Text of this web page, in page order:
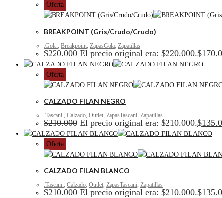
Oferta
BREAKPOINT (Gris/Crudo/Crudo)
.Gola. Breakpoint ZapasGola Zapatillas
$220.000 El precio original era: $220.000.$
Oferta
CALZADO FILAN NEGRO
.Tascani., Calzado, Outlet, ZapasTascani, Zapatillas
$210.000 El precio original era: $210.000.$
Oferta
CALZADO FILAN BLANCO
.Tascani., Calzado, Outlet, ZapasTascani, Zapatillas
$210.000 El precio original era: $210.000.$